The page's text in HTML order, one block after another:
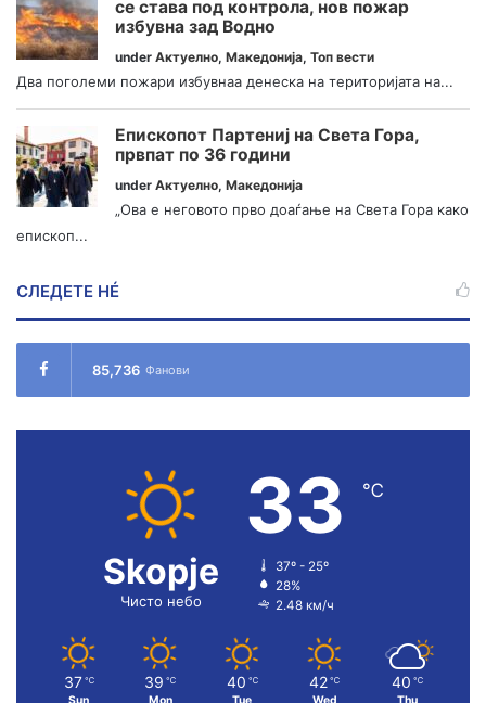
се става под контрола, нов пожар
избувна зад Водно
under Актуелно, Македонија, Топ вести
Два поголеми пожари избувнаа денеска на територијата на...
Епископот Партениј на Света Гора,
првпат по 36 години
under Актуелно, Македонија
„Ова е неговото прво доаѓање на Света Гора како
епископ...
СЛЕДЕТЕ НÉ
85,736 Фанови
Skopje
Чисто небо
33 ℃
37º - 25º
28%
2.48 км/ч
37 ℃ 39 ℃ 40 ℃ 42 ℃ 40 ℃